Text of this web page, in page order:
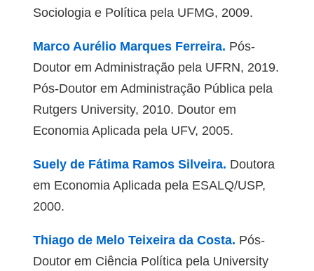
Sociologia e Política pela UFMG, 2009.
Marco Aurélio Marques Ferreira. Pós-
Doutor em Administração pela UFRN, 2019.
Pós-Doutor em Administração Pública pela
Rutgers University, 2010. Doutor em
Economia Aplicada pela UFV, 2005.
Suely de Fátima Ramos Silveira. Doutora
em Economia Aplicada pela ESALQ/USP,
2000.
Thiago de Melo Teixeira da Costa. Pós-
Doutor em Ciência Política pela University